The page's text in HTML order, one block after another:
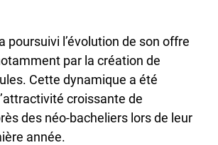
poursuivi l’évolution de son offre
par la création de
Cette dynamique a été
croissante de
des néo-bacheliers lors de leur
année.